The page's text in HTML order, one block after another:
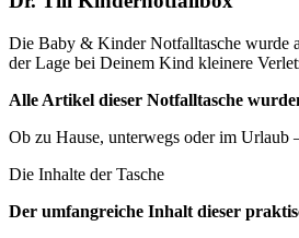
Die Baby & Kinder Notfalltasche wurde
der Lage bei Deinem Kind kleinere
Alle Artikel dieser Notfalltasche
Ob zu Hause, unterwegs oder im
Die Inhalte der Tasche
Der umfangreiche Inhalt dieser